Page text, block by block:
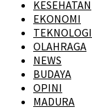
KESEHATAN
EKONOMI
TEKNOLOGI
OLAHRAGA
NEWS
BUDAYA
OPINI
MADURA